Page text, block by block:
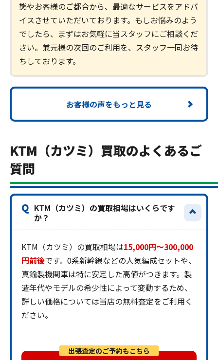
態やお客様のご都合から、最適なサービスをアドバ
イスさせていただいております。もしお悩みのよう
でしたら、まずはお気軽に当スタッフにご相談くだ
さい。兼元様の次回のご利用を、スタッフ一同お待
ちしております。
お客様の声をもっと見る
KTM（カツミ）買取のよくあるご
質問
Q KTM（カツミ）の買取相場はいくらです
か？
KTM（カツミ）の買取相場は15,000円～300,000
円前後です。0系新幹線などの人気編成セットや、
真鍮製機関車は特に安定した高値がつきます。製
造年代やモデルの希少性によって変動するため、
詳しい価格については当店の無料査定をご利用く
ださい。
出張査定のご予約もこちら